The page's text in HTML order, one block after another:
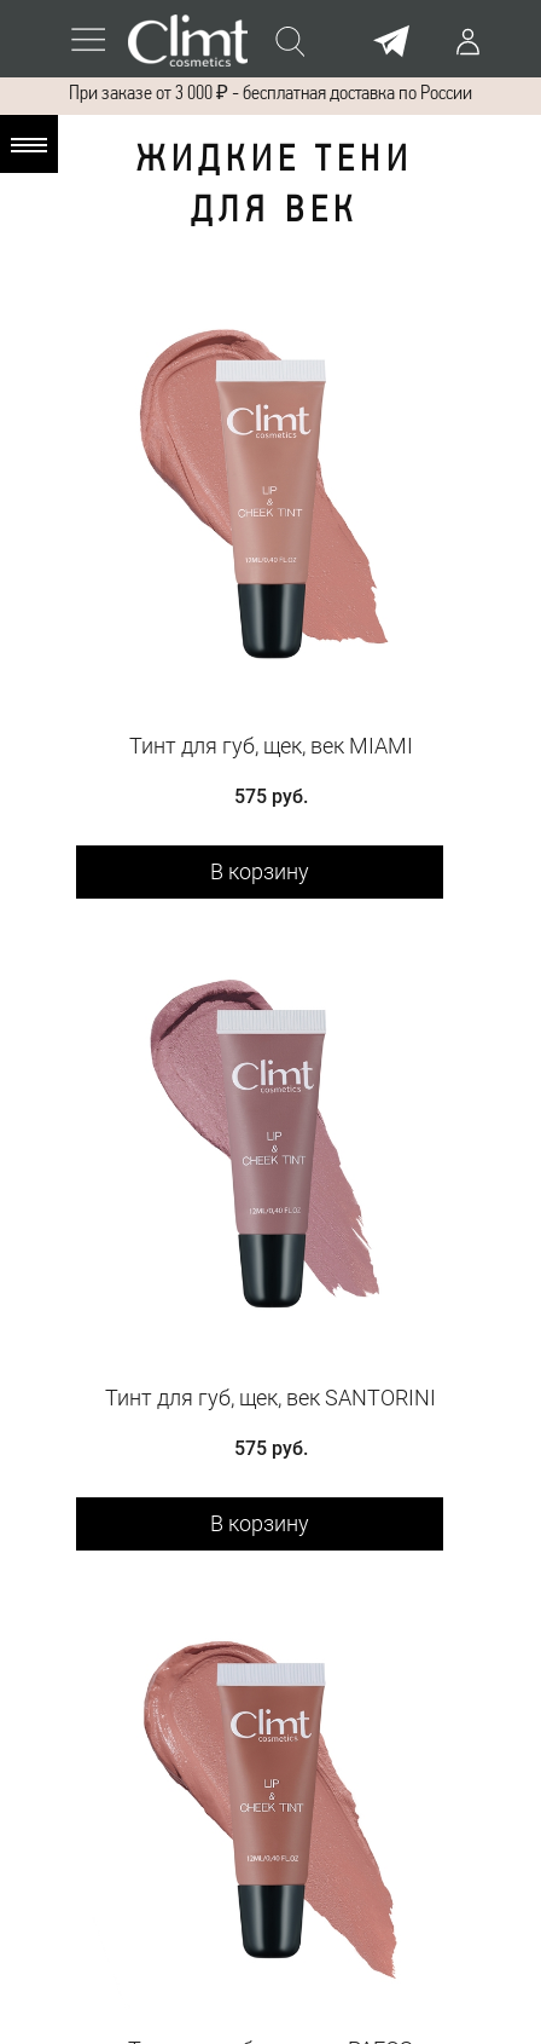
При заказе от 3 000 ₽ - бесплатная доставка по России
Ж И Д К И Е Т Е Н И
Д Л Я В Е К
Тинт для губ, щек, век MIAMI
575 руб.
В корзину
Тинт для губ, щек, век SANTORINI
575 руб.
В корзину